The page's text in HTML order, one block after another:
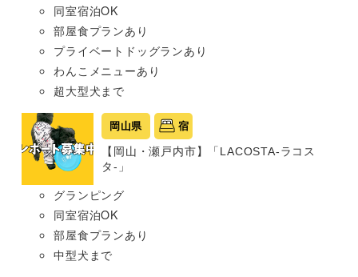
同室宿泊OK
部屋食プランあり
プライベートドッグランあり
わんこメニューあり
超大型犬まで
岡山県 宿
【岡山・瀬戸内市】「LACOSTA-ラコス
タ-」
グランピング
同室宿泊OK
部屋食プランあり
中型犬まで